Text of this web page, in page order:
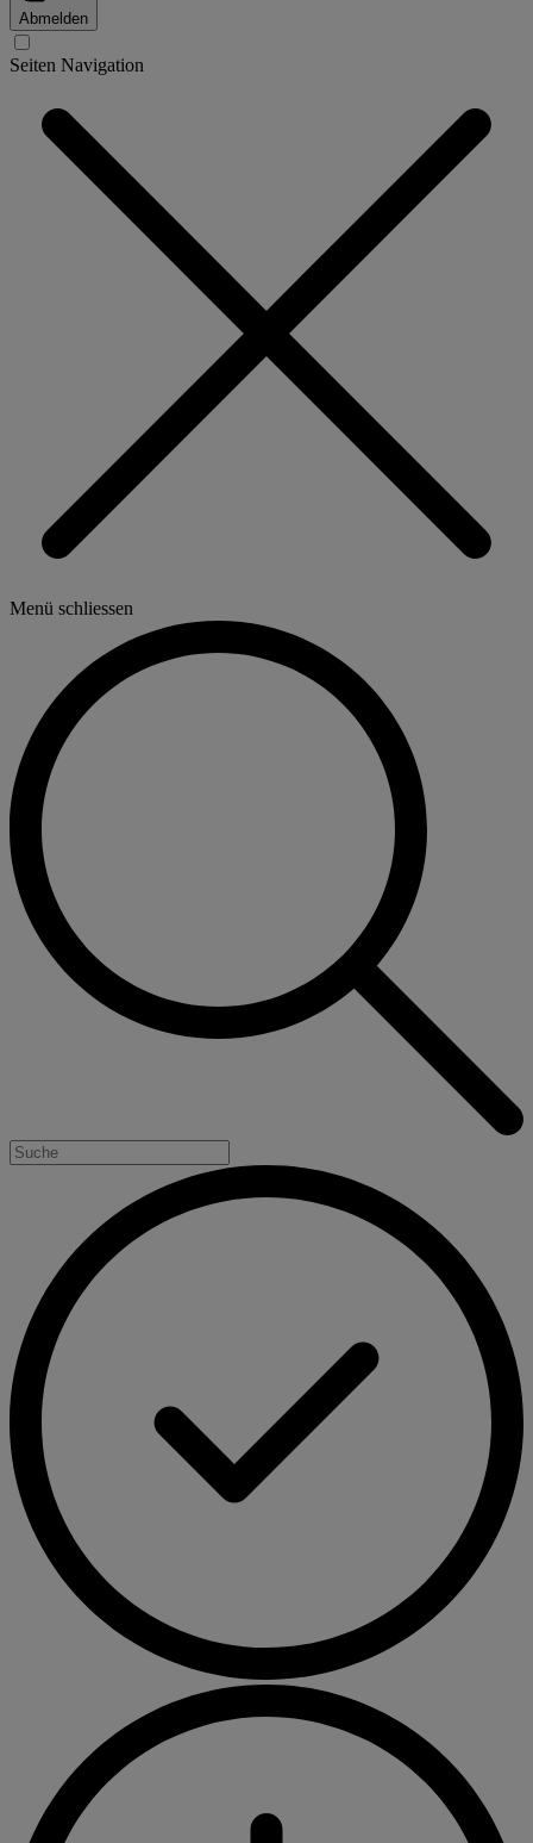
Abmelden
Seiten Navigation
Menü schliessen